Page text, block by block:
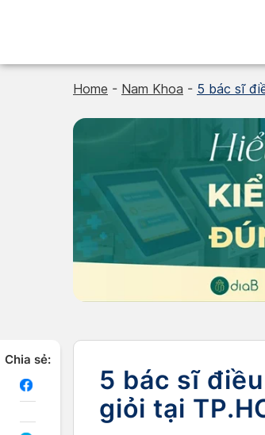
Home - Nam Khoa - 5 bác sĩ
Chia sẻ:
5 bác sĩ
giỏi tại